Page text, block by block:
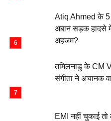
Atiq Ahmed के 5
अबान सड़क हादसे
अहजम?
तमिलनाडु के CM
संगीता ने अचानक
EMI नहीं चुकाई